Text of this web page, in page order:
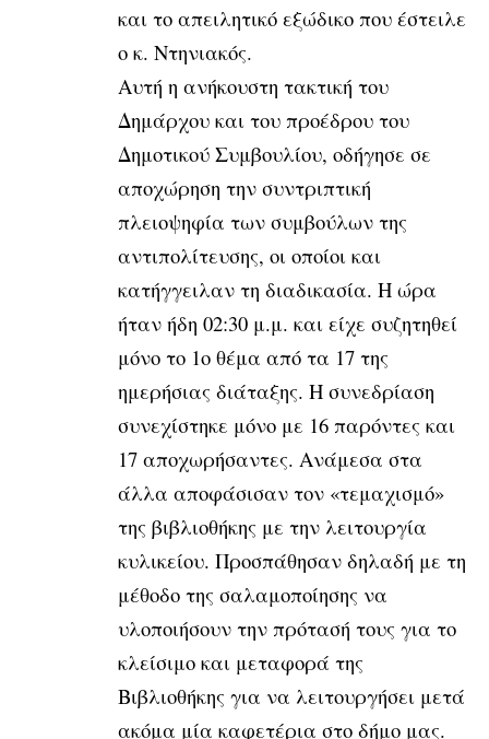
και το απειλητικό εξώδικο που έστειλε
ο κ. Ντηνιακός.
Αυτή η ανήκουστη τακτική του
Δημάρχου και του προέδρου του
Δημοτικού Συμβουλίου, οδήγησε σε
αποχώρηση την συντριπτική
πλειοψηφία των συμβούλων της
αντιπολίτευσης, οι οποίοι και
κατήγγειλαν τη διαδικασία. Η ώρα
ήταν ήδη 02:30 μ.μ. και είχε συζητηθεί
μόνο το 1ο θέμα από τα 17 της
ημερήσιας διάταξης. Η συνεδρίαση
συνεχίστηκε μόνο με 16 παρόντες και
17 αποχωρήσαντες. Ανάμεσα στα
άλλα αποφάσισαν τον «τεμαχισμό»
της βιβλιοθήκης με την λειτουργία
κυλικείου. Προσπάθησαν δηλαδή με τη
μέθοδο της σαλαμοποίησης να
υλοποιήσουν την πρότασή τους για το
κλείσιμο και μεταφορά της
Βιβλιοθήκης για να λειτουργήσει μετά
ακόμα μία καφετέρια στο δήμο μας.